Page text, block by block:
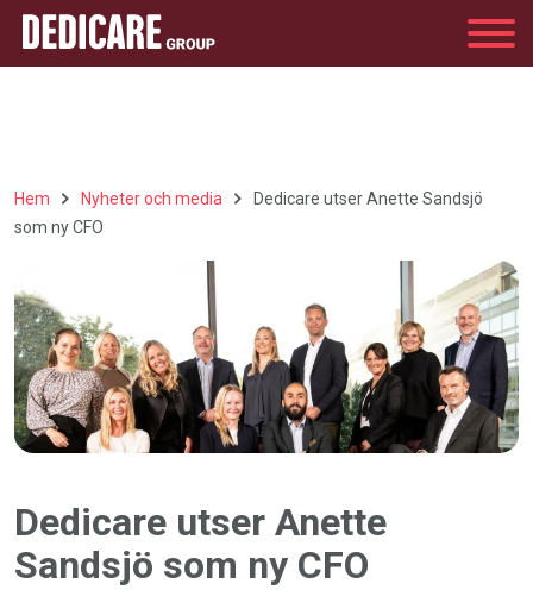
Hem Nyheter och media
Dedicare utser Anette Sandsjö
som ny CFO
Dedicare utser Anette
Sandsjö som ny CFO